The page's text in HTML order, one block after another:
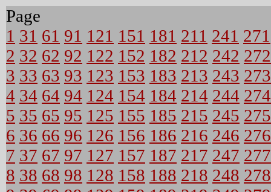
Page
1 31 61 91 121 151 181 211 241 271
2 32 62 92 122 152 182 212 242 272
3 33 63 93 123 153 183 213 243 273
4 34 64 94 124 154 184 214 244 274
5 35 65 95 125 155 185 215 245 275
6 36 66 96 126 156 186 216 246 276
7 37 67 97 127 157 187 217 247 277
8 38 68 98 128 158 188 218 248 278